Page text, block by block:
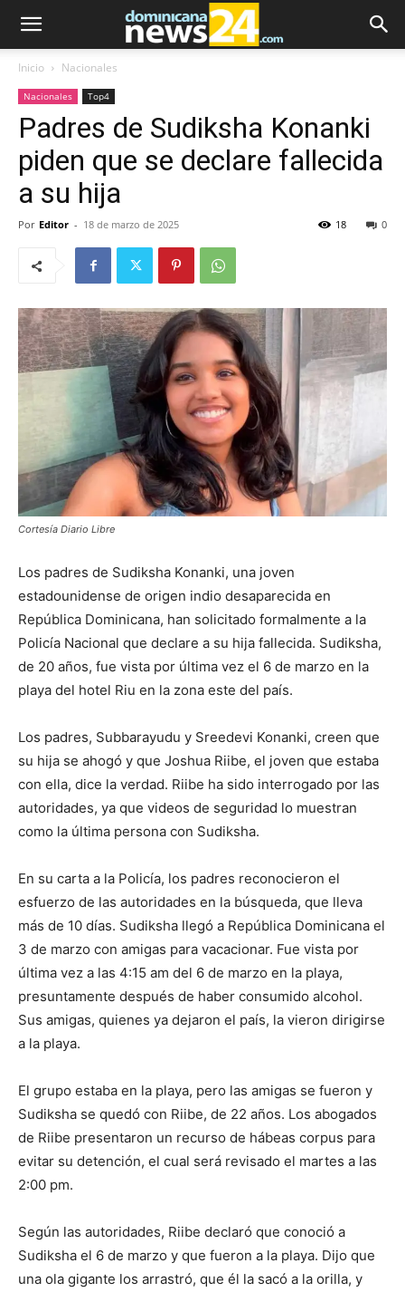
Inicio Nacionales
Nacionales Top4
Padres de Sudiksha Konanki
piden que se declare fallecida
a su hija
Por Editor - 18 de marzo de 2025 0
18
Cortesía Diario Libre
Los padres de Sudiksha Konanki, una joven
estadounidense de origen indio desaparecida en
República Dominicana, han solicitado formalmente a la
Policía Nacional que declare a su hija fallecida. Sudiksha,
de 20 años, fue vista por última vez el 6 de marzo en la
playa del hotel Riu en la zona este del país.
Los padres, Subbarayudu y Sreedevi Konanki, creen que
su hija se ahogó y que Joshua Riibe, el joven que estaba
con ella, dice la verdad. Riibe ha sido interrogado por las
autoridades, ya que videos de seguridad lo muestran
como la última persona con Sudiksha.
En su carta a la Policía, los padres reconocieron el
esfuerzo de las autoridades en la búsqueda, que lleva
más de 10 días. Sudiksha llegó a República Dominicana el
3 de marzo con amigas para vacacionar. Fue vista por
última vez a las 4:15 am del 6 de marzo en la playa,
presuntamente después de haber consumido alcohol.
Sus amigas, quienes ya dejaron el país, la vieron dirigirse
a la playa.
El grupo estaba en la playa, pero las amigas se fueron y
Sudiksha se quedó con Riibe, de 22 años. Los abogados
de Riibe presentaron un recurso de hábeas corpus para
evitar su detención, el cual será revisado el martes a las
2:00 pm.
Según las autoridades, Riibe declaró que conoció a
Sudiksha el 6 de marzo y que fueron a la playa. Dijo que
una ola gigante los arrastró, que él la sacó a la orilla, y